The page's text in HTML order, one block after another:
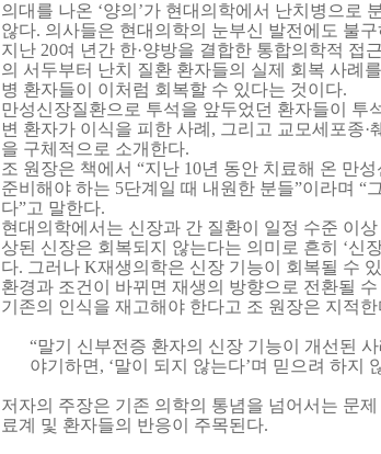
의대를 나온 ‘양의 ’가 현대의학에서 난치병으로
않다. 의사들은 현대의학의 눈부신 발전에도 불
지난20여 년간 한·양방을 결합한 통합의학적 접
의 서두부터 난치 질환 환자들의 실제 회복 사례
병 환자들이 이처럼 회복할 수 있다는 것이다.
만성신장질환으로 투석을 앞두었던 환자들이 투
변 환자가 이식을 피한 사례 , 그리고 교모세포종·
을 구체적으로 소개한다.
조 원장은 책에서 “지난10년 동안 치료해 온 만
준비해야 하는 5단계일 때 내원한 분들”이라며 “
다”고 말한다.
현대의학에서는 신장과 간 질환이 일정 수준 이상
상된 신장은 회복되지 않는다는 의미로 흔히 ‘신
다. 그러나K재생의학은 신장 기능이 회복될 수
환경과 조건이 바뀌면 재생의 방향으로 전환될
기존의 인식을 재고해야 한다고 조 원장은 지적한
“말기 신부전증 환자의 신장 기능이 개선된
야기하면 , ‘말이 되지 않는다’며 믿으려 하지
저자의 주장은 기존 의학의 통념을 넘어서는 문
료계 및 환자들의 반응이 주목된다.